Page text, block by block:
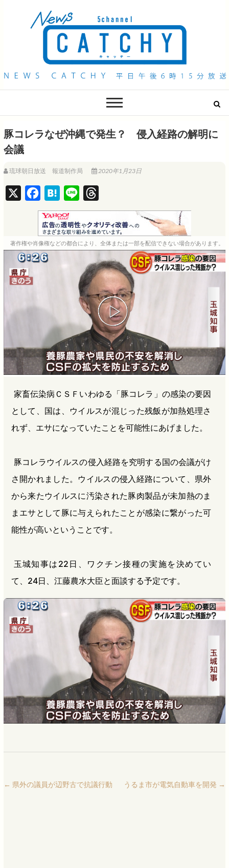
QAB NEWS Headline
豚コレラなぜ沖縄で発生？ 侵入経路の解明に
会議
琉球朝日放送 報道制作局 2020年1月23日
a
c
e
b
H
a
t
e
i
n
e
h
r
e
d
著作権や肖像権などの都合により、全体または一部を配信できない場合があります。
家畜伝染病ＣＳＦいわゆる「豚コレラ」の感染の要因
として、国は、ウイルスが混じった残飯が加熱処理さ
れず、エサになっていたことを可能性にあげました。
豚コレラウイルスの侵入経路を究明する国の会議がけ
さ開かれました。ウイルスの侵入経路について、県外
から来たウイルスに汚染された豚肉製品が未加熱のま
まエサとして豚に与えられたことが感染に繋がった可
能性が高いということです。
玉城知事は22日、ワクチン接種の実施を決めてい
て、24日、江藤農水大臣と面談する予定です。
← 県外の議員が辺野古で抗議行動 うるま市が電気自動車を開発 →